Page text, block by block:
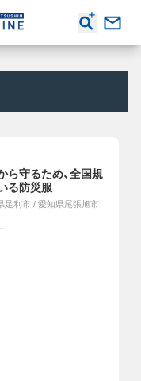
ら守るため、全国規
る防災服
足利市 / 愛知県尾張旭市